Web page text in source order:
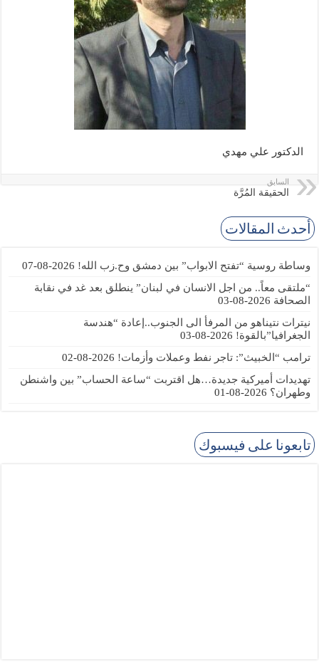
الدكتور علي مهدي
السابق
الحقيقة المُرَّة
أحدث المقالات
وساطة روسية “تفتح الابواب” بين دمشق وح.زب الله! 2026-08-07
“ملتقى معاً.. من اجل الانسان في لبنان” ينطلق بعد غد في نقابة
الصحافة 2026-08-03
نيترات نتيناهو من المرفأ الى الجنوب..إعادة “هندسة
الجغرافيا”بالقوة! 2026-08-03
ترامب “الخبيث”: تاجر نفط وعملات وأزمات! 2026-08-02
تهديدات أميركية جديدة…هل اقتربت “ساعة الحساب” بين واشنطن
وطهران؟ 2026-08-01
تابعونا على فيسبوك